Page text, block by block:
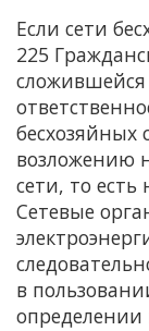
Если сети
225
сложившейся
бесхозяйных
возложению
сети, то
Сетевые
в
определении